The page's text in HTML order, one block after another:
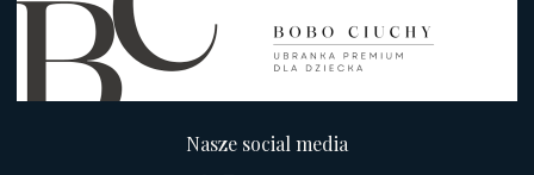
Nasze social media